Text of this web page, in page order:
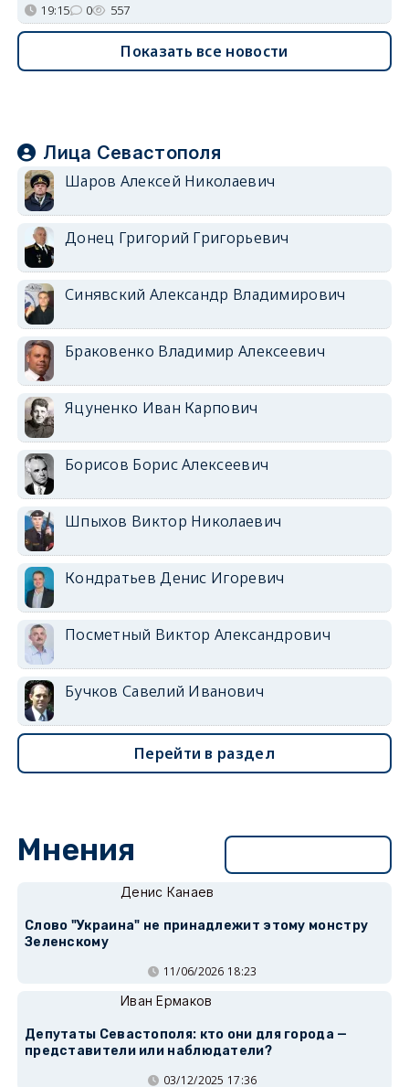
19:15 0 557
Показать все новости
Лица Севастополя
Шаров Алексей Николаевич
Донец Григорий Григорьевич
Синявский Александр Владимирович
Браковенко Владимир Алексеевич
Яцуненко Иван Карпович
Борисов Борис Алексеевич
Шпыхов Виктор Николаевич
Кондратьев Денис Игоревич
Посметный Виктор Александрович
Бучков Савелий Иванович
Перейти в раздел
Мнения
Денис Канаев
Слово "Украина" не принадлежит этому монстру
Зеленскому
11/06/2026 18:23
Иван Ермаков
Депутаты Севастополя: кто они для города —
представители или наблюдатели?
03/12/2025 17:36